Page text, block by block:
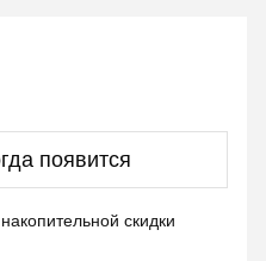
появится
скидки